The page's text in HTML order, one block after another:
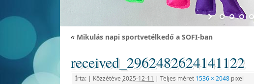
« Mikulás napi sportvetélkedő a SOFI-ban
received_2962482624141122
Írta: | Közzétéve 2025-12-11 | Teljes méret 1536 × 2048 pixel